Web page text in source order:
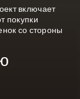
включает
покупки
со стороны